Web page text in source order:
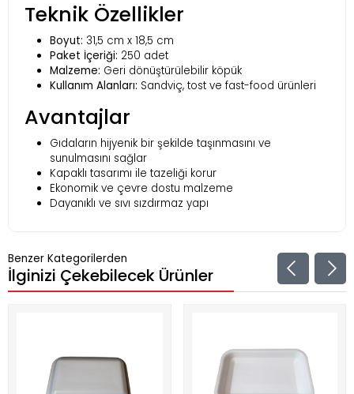
Teknik Özellikler
Boyut: 31,5 cm x 18,5 cm
Paket İçeriği: 250 adet
Malzeme: Geri dönüştürülebilir köpük
Kullanım Alanları: Sandviç, tost ve fast-food ürünleri
Avantajlar
Gıdaların hijyenik bir şekilde taşınmasını ve
sunulmasını sağlar
Kapaklı tasarımı ile tazeliği korur
Ekonomik ve çevre dostu malzeme
Dayanıklı ve sıvı sızdırmaz yapı
Benzer Kategorilerden
İlginizi Çekebilecek Ürünler